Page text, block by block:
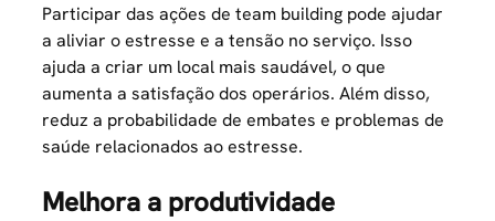
Participar das ações de team building pode ajudar
a aliviar o estresse e a tensão no serviço. Isso
ajuda a criar um local mais saudável, o que
aumenta asatisfação dos operários. Além disso,
reduz a probabilidade de embates e problemas de
saúde relacionados ao estresse.
Melhora a produtividade